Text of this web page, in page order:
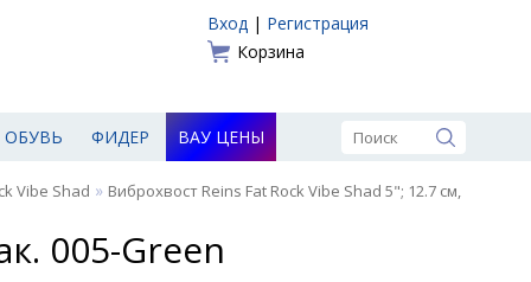
Вход | Регистрация
Корзина
ОБУВЬ ФИДЕР ВАУ ЦЕНЫ
Vibe Shad » Виброхвост Reins Fat Rock Vibe Shad 5"; 12.7 см,
005-Green